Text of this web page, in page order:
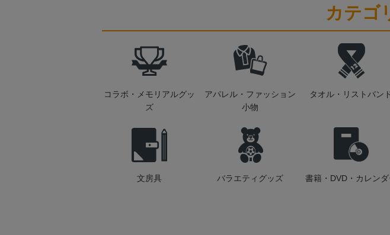
カテゴ
コラボ・メモリアルグッ
ズ
アパレル・ファッション
小物
タオル・リストバン
文房具 バラエティグッズ 書籍・DVD・カレンダ